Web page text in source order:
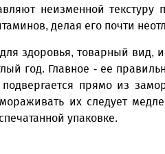
неизменной
делая его почти
здоровья, товарный вид,
год. Главное - ее
прямо из
их следует
упаковке.